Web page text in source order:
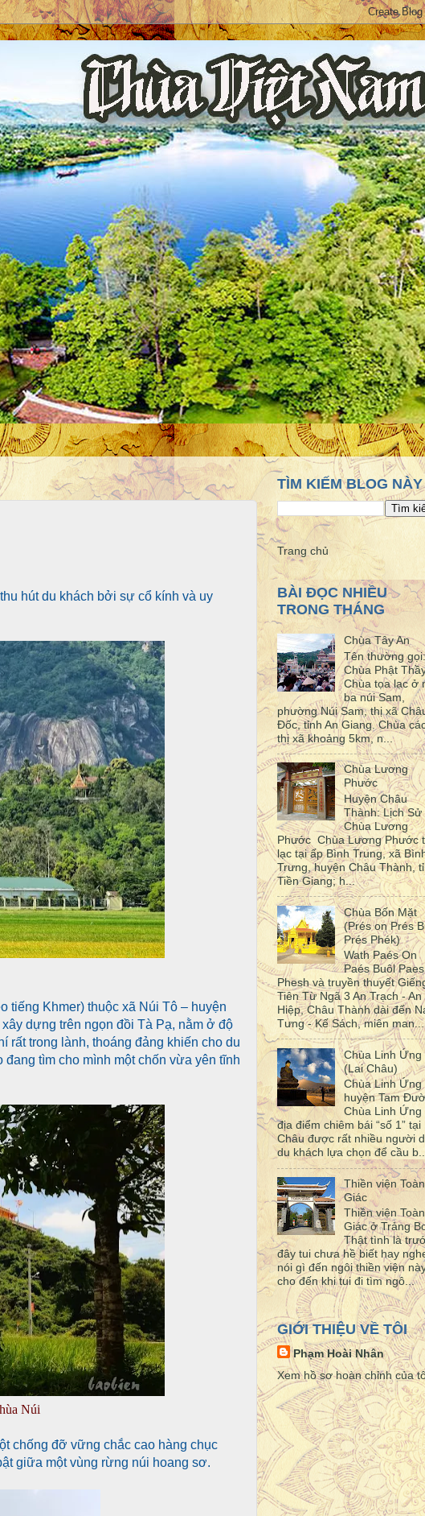
hút du khách bởi sự cổ kính và uy
tiếng Khmer) thuộc xã Núi Tô – huyện
dựng trên ngọn đồi Tà Pạ, nằm ở độ
rất trong lành, thoáng đảng khiến cho du
tìm cho mình một chốn vừa yên tĩnh
Núi
chống đỡ vững chắc cao hàng chục
giữa một vùng rừng núi hoang sơ.
TÌM KIẾM BLOG NÀY
Trang chủ
BÀI ĐỌC NHIỀU
TRONG THÁNG
Chùa Tây An
Tên thường gọi:
Chùa Phật
Chùa tọa lạc ở
ba núi Sam,
phường Núi Sam, thị xã
Đốc, tỉnh An Giang. Chùa
thị xã khoảng 5km, n...
Chùa Lương
Phước
Huyện Châu
Thành: Lịch Sử
Chùa Lương
Phước Chùa Lương Phước
lạc tại ấp Bình Trung, xã
Trưng, huyện Châu Thành,
Tiền Giang; h...
Chùa Bốn Mặt
(Prés on Prés
Prés Phék)
Wath Paés On
Paés Buôl Paes
Phesh và truyền thuyết
Tiên Từ Ngã 3 An Trạch - An
Hiệp, Châu Thành dài đến
Tưng - Kế Sách, miên man...
Chùa Linh Ứng
(Lai Châu)
Chùa Linh Ứng
huyện Tam
Chùa Linh Ứng
địa điểm chiêm bái “số 1” tại
Châu được rất nhiều người
du khách lựa chọn để cầu
Thiền viện Toàn
Giác
Thiền viện Toàn
Giác ở Trảng
Thật tình là
đây tui chưa hề biết hay
nói gì đến ngôi thiền viện
cho đến khi tui đi tìm ngô...
GIỚI THIỆU VỀ TÔI
Phạm Hoài Nhân
Xem hồ sơ hoàn chỉnh của